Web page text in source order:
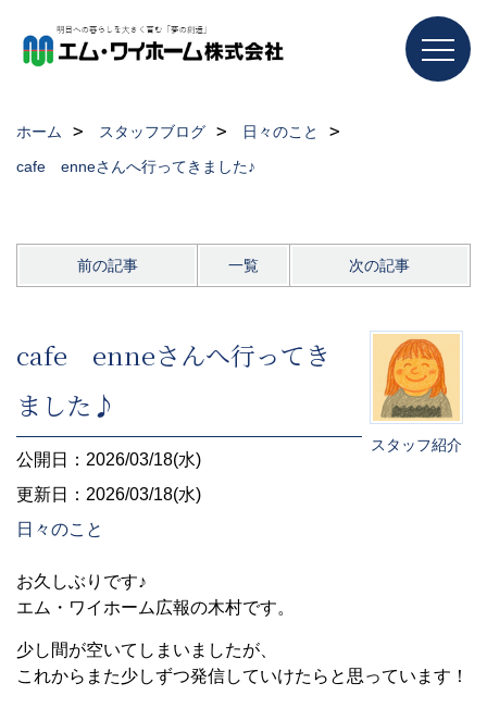
ホーム スタッフブログ
日々のこと
cafe enneさんへ行ってきました♪
前の記事 一覧 次の記事
スタッフ紹介
cafe enneさんへ行ってき
ました♪
公開日：2026/03/18(水)
更新日：2026/03/18(水)
日々のこと
お久しぶりです♪
エム・ワイホーム広報の木村です。
少し間が空いてしまいましたが、
これからまた少しずつ発信していけたらと思っています！